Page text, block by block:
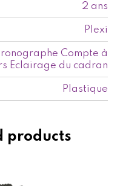
2 ans
Plexi
Compte à
Eclairage du cadran
Plastique
products